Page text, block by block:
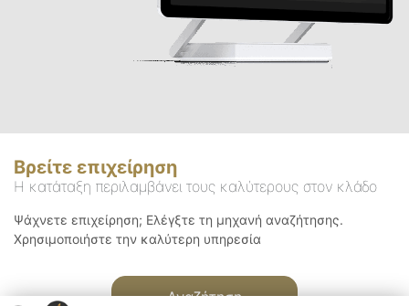
Βρείτε επιχείρηση
Η κατάταξη περιλαμβάνει τους καλύτερους στον κλάδο
Ψάχνετε επιχείρηση; Ελέγξτε τη μηχανή αναζήτησης.
Χρησιμοποιήστε την καλύτερη υπηρεσία
Αναζήτηση